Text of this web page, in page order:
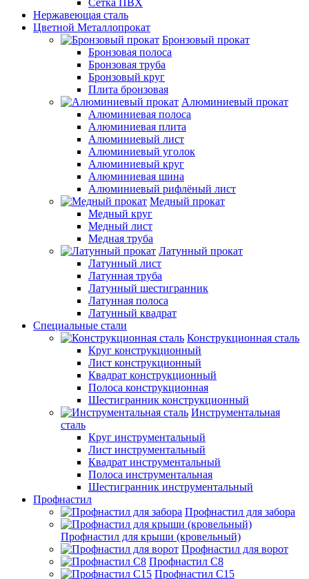
Сетка ПВХ
Нержавеющая сталь
Цветной Металлопрокат
Бронзовый прокат
Бронзовая полоса
Бронзовая труба
Бронзовый круг
Плита бронзовая
Алюминиевый прокат
Алюминиевая полоса
Алюминиевая плита
Алюминиевый лист
Алюминиевый уголок
Алюминиевый круг
Алюминиевая шина
Алюминиевый рифлёный лист
Медный прокат
Медный круг
Медный лист
Медная труба
Латунный прокат
Латунный лист
Латунная труба
Латунный шестигранник
Латунная полоса
Латунный квадрат
Специальные стали
Конструкционная сталь
Круг конструкционный
Лист конструкционный
Квадрат конструкционный
Полоса конструкционная
Шестигранник конструкционный
Инструментальная
сталь
Круг инструментальный
Лист инструментальный
Квадрат инструментальный
Полоса инструментальная
Шестигранник инструментальный
Профнастил
Профнастил для забора
Профнастил для крыши (кровельный)
Профнастил для ворот
Профнастил С8
Профнастил С15